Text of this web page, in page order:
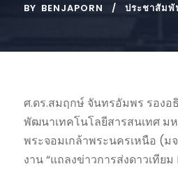
BY BENJAPORN ประชาสัมพั
ศ.ดร.สมฤกษ์ จันทรอัมพร รองอ
พัฒนาเทคโนโลยีสารสนเทศ ม
พระจอมเกล้าพระนครเหนือ (ม
งาน “แถลงข่าวการส่งดาวเทียม